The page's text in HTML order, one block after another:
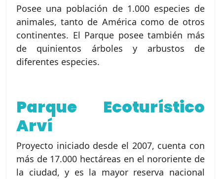
Posee una población de 1.000 especies de
animales, tanto de América como de otros
continentes. El Parque posee también más
de quinientos árboles y arbustos de
diferentes especies.
Parque Ecoturístico
Arví
Proyecto iniciado desde el 2007, cuenta con
más de 17.000 hectáreas en el nororiente de
la ciudad, y es la mayor reserva nacional